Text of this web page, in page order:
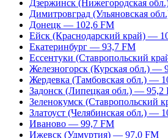
Дзержинск (Нижегородская
Димитровград (Ульяновская
Донецк — 102,6 FM
Ейск (Краснодарский край) —
Екатеринбург — 93,7 FM
Ессентуки (Ставропольский
Железногорск (Курская обл.) —
Жердевка (Тамбовская обл.) —
Задонск (Липецкая обл.) — 95,2
Зеленокумск (Ставропольский
Златоуст (Челябинская обл.) —
Иваново — 99,7 FM
Ижевск (Удмуртия) — 97,0 FM